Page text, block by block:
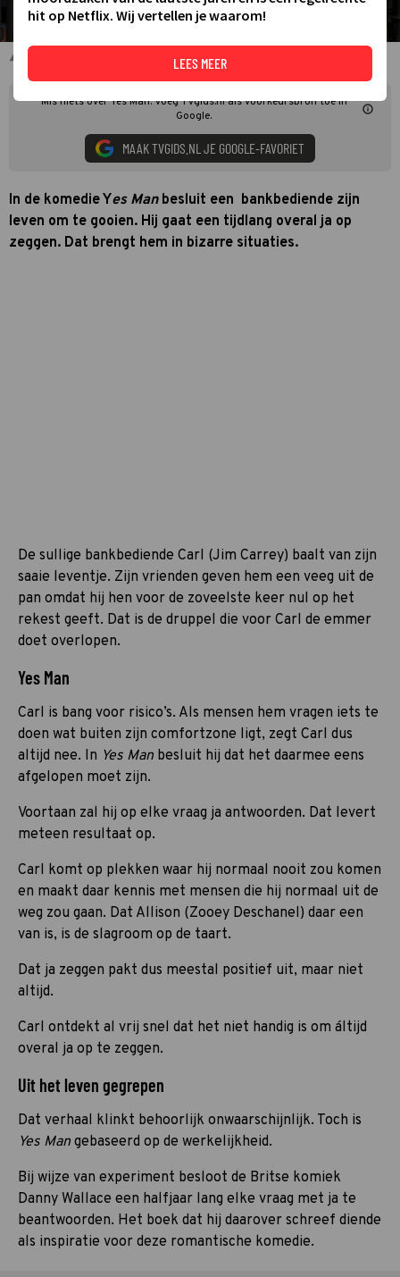
Yes Man
Mis niets over Yes Man. Voeg TVgids.nl als voorkeursbron toe in
Google.
MAAK TVGIDS.NL JE GOOGLE-FAVORIET
In de komedie Yes Manbesluit een bankbediende zijn
leven om te gooien. Hij gaat een tijdlang overal ja op
zeggen. Dat brengt hem in bizarre situaties.
De sullige bankbediende Carl (Jim Carrey) baalt van zijn
saaie leventje. Zijn vrienden geven hem een veeg uit de
pan omdat hij hen voor de zoveelste keer nul op het
rekest geeft. Dat is de druppel die voor Carl de emmer
doet overlopen.
Yes Man
Carl is bang voor risico’s. Als mensen hem vragen iets te
doen wat buiten zijn comfortzone ligt, zegt Carl dus
altijd nee. In Yes Man besluit hij dat het daarmee eens
afgelopen moet zijn.
Voortaan zal hij op elke vraag ja antwoorden. Dat levert
meteen resultaat op.
Carl komt op plekken waar hij normaal nooit zou komen
en maakt daar kennis met mensen die hij normaal uit de
weg zou gaan. Dat Allison (Zooey Deschanel) daar een
van is, is de slagroom op de taart.
Dat ja zeggen pakt dus meestal positief uit, maar niet
altijd.
Carl ontdekt al vrij snel dat het niet handig is om áltijd
overal ja op te zeggen.
Uit het leven gegrepen
Dat verhaal klinkt behoorlijk onwaarschijnlijk. Toch is
Yes Man gebaseerd op de werkelijkheid.
Bij wijze van experiment besloot de Britse komiek
Danny Wallace een halfjaar lang elke vraag met ja te
beantwoorden. Het boek dat hij daarover schreef diende
als inspiratie voor deze romantische komedie.
hit op Netflix. Wij vertellen je waarom!
LEES MEER